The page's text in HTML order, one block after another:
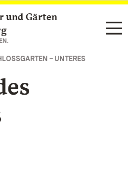
und Gärten
– UNTERES